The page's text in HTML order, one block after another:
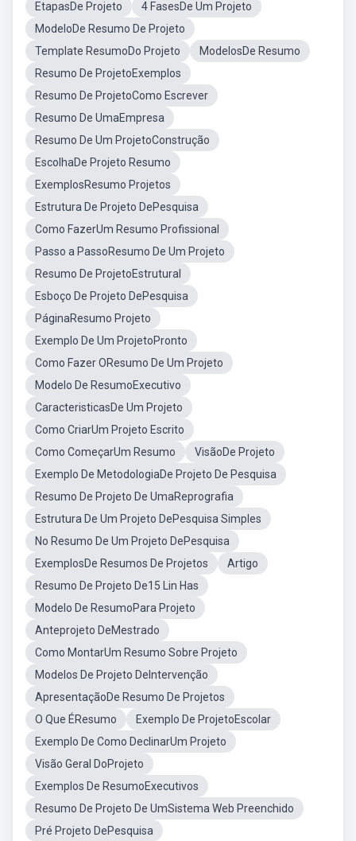
EtapasDe Projeto
4 FasesDe Um Projeto
ModeloDe Resumo De Projeto
Template ResumoDo Projeto
ModelosDe Resumo
Resumo De ProjetoExemplos
Resumo De ProjetoComo Escrever
Resumo De UmaEmpresa
Resumo De Um ProjetoConstrução
EscolhaDe Projeto Resumo
ExemplosResumo Projetos
Estrutura De Projeto DePesquisa
Como FazerUm Resumo Profissional
Passo a PassoResumo De Um Projeto
Resumo De ProjetoEstrutural
Esboço De Projeto DePesquisa
PáginaResumo Projeto
Exemplo De Um ProjetoPronto
Como Fazer OResumo De Um Projeto
Modelo De ResumoExecutivo
CaracteristicasDe Um Projeto
Como CriarUm Projeto Escrito
Como ComeçarUm Resumo
VisãoDe Projeto
Exemplo De MetodologiaDe Projeto De Pesquisa
Resumo De Projeto De UmaReprografia
Estrutura De Um Projeto DePesquisa Simples
No Resumo De Um Projeto DePesquisa
ExemplosDe Resumos De Projetos
Artigo
Resumo De Projeto De15 Lin Has
Modelo De ResumoPara Projeto
Anteprojeto DeMestrado
Como MontarUm Resumo Sobre Projeto
Modelos De Projeto DeIntervenção
ApresentaçãoDe Resumo De Projetos
O Que ÉResumo
Exemplo De ProjetoEscolar
Exemplo De Como DeclinarUm Projeto
Visão Geral DoProjeto
Exemplos De ResumoExecutivos
Resumo De Projeto De UmSistema Web Preenchido
Pré Projeto DePesquisa